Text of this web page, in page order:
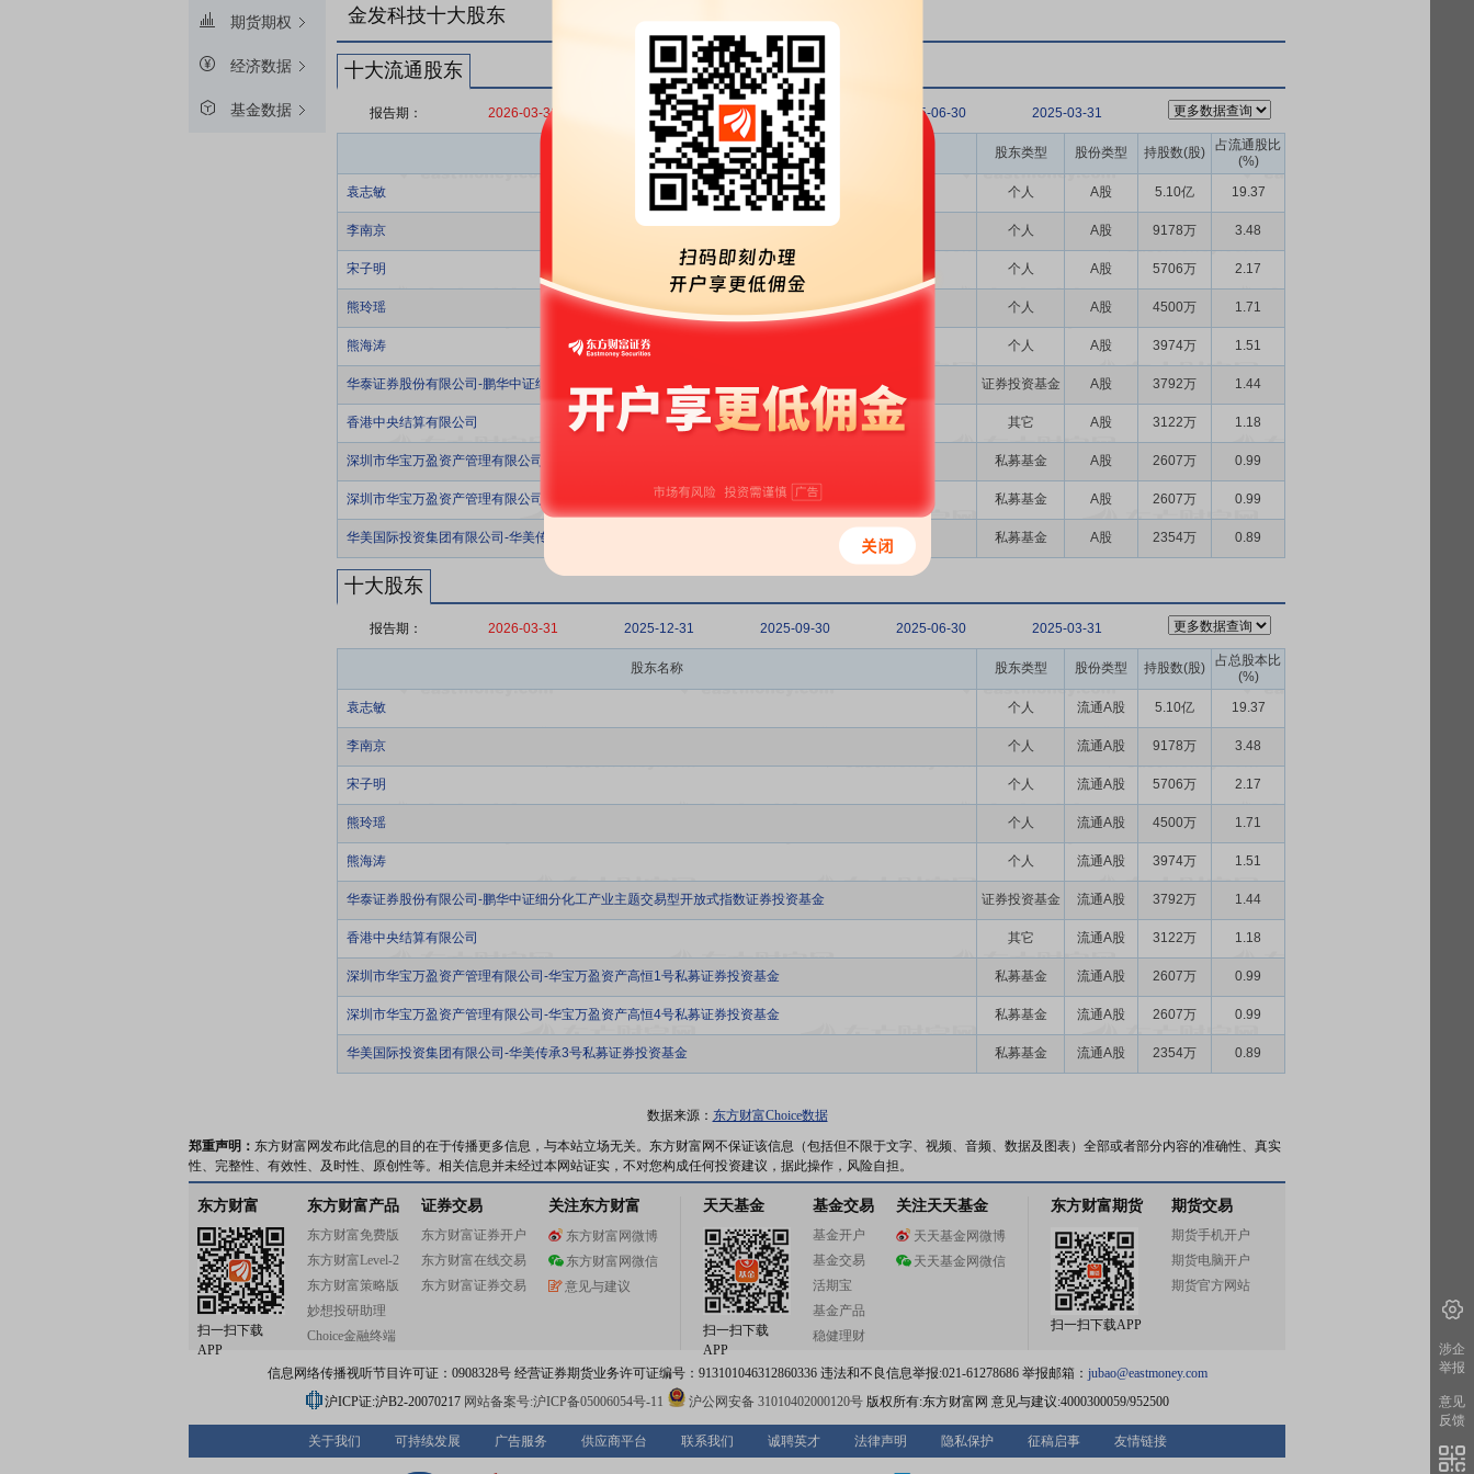
期货期权
经济数据
基金数据
金发科技十大股东
十大流通股东
报告期： 2026-03-31 2025-12-31 2025-09-30 2025-06-30 2025-03-31
股东名称 股东类型 股份类型 持股数(股)
占流通股比
(%)
袁志敏
个人 A股 5.10亿 19.37
李南京 个人 A股 9178万 3.48
宋子明 个人 A股 5706万 2.17
熊玲瑶 个人 A股 4500万 1.71
熊海涛 个人 A股 3974万 1.51
华泰证券股份有限公司-鹏华中证细分化工产业主题交易型开放式指数证券投资基金 证券投资基金 A股 3792万 1.44
香港中央结算有限公司 其它 A股 3122万 1.18
深圳市华宝万盈资产管理有限公司-华宝万盈资产高恒1号私募证券投资基金 私募基金 A股 2607万 0.99
深圳市华宝万盈资产管理有限公司-华宝万盈资产高恒4号私募证券投资基金 私募基金 A股 2607万 0.99
华美国际投资集团有限公司-华美传承3号私募证券投资基金 私募基金 A股 2354万 0.89
十大股东
报告期： 2026-03-31 2025-12-31 2025-09-30 2025-06-30 2025-03-31
股东名称 股东类型 股份类型 持股数(股)
占总股本比
(%)
袁志敏
个人 流通A股 5.10亿 19.37
李南京 个人 流通A股 9178万 3.48
宋子明 个人 流通A股 5706万 2.17
熊玲瑶 个人 流通A股 4500万 1.71
熊海涛 个人 流通A股 3974万 1.51
华泰证券股份有限公司-鹏华中证细分化工产业主题交易型开放式指数证券投资基金 证券投资基金 流通A股 3792万 1.44
香港中央结算有限公司 其它 流通A股 3122万 1.18
深圳市华宝万盈资产管理有限公司-华宝万盈资产高恒1号私募证券投资基金 私募基金 流通A股 2607万 0.99
深圳市华宝万盈资产管理有限公司-华宝万盈资产高恒4号私募证券投资基金 私募基金 流通A股 2607万 0.99
华美国际投资集团有限公司-华美传承3号私募证券投资基金 私募基金 流通A股 2354万 0.89
数据来源： 东方财富Choice数据
郑重声明： 东方财富网发布此信息的目的在于传播更多信息，与本站立场无关。东方财富网不保证该信息（包括但不限于文字、视频、音频、数据及图表）全部或者部分内容的准确性、真实
性、完整性、有效性、及时性、原创性等。相关信息并未经过本网站证实，不对您构成任何投资建议，据此操作，风险自担。
东方财富
扫一扫下载
APP
东方财富产品
东方财富免费版
东方财富Level-2
东方财富策略版
妙想投研助理
Choice金融终端
证券交易
东方财富证券开户
东方财富在线交易
东方财富证券交易
关注东方财富
东方财富网微博
东方财富网微信
意见与建议
天天基金
扫一扫下载
APP
基金交易
基金开户
基金交易
活期宝
基金产品
稳健理财
关注天天基金
天天基金网微博
天天基金网微信
东方财富期货
扫一扫下载APP
期货交易
期货手机开户
期货电脑开户
期货官方网站
信息网络传播视听节目许可证：0908328号 经营证券期货业务许可证编号：913101046312860336 违法和不良信息举报:021-61278686 举报邮箱： jubao@eastmoney.com
沪ICP证:沪B2-20070217 网站备案号:沪ICP备05006054号-11 沪公网安备 31010402000120号版权所有:东方财富网 意见与建议:4000300059/952500
关于我们 可持续发展 广告服务 供应商平台 联系我们 诚聘英才 法律声明 隐私保护 征稿启事 友情链接
涉企
举报
意见
反馈